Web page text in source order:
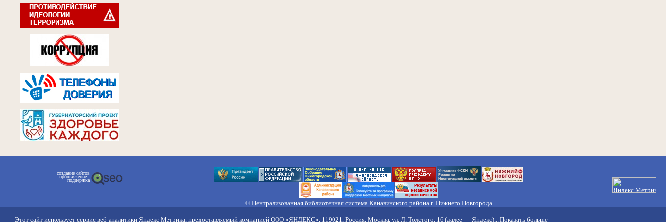
создание сайтов
продвижение
поддержка
© Централизованная библиотечная система Канавинского района г. Нижнего Новгорода
Правила обработки персональных данных
Этот сайт использует сервис веб-аналитики Яндекс Метрика, предоставляемый компанией ООО «ЯНДЕКС», 119021, Россия, Москва, ул. Л. Толстого, 16 (далее — Яндекс)... Показать больше